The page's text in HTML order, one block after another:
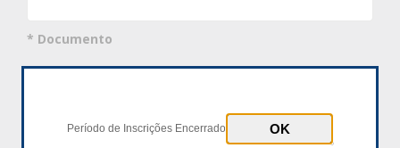
* Documento
Período de Inscrições Encerrado